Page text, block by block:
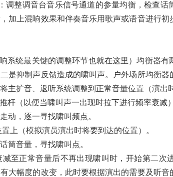
调整调音台音乐信号通道的参量均衡，检查话
加上混响效果和伴奏音乐用歌声或语音进行
系统最关键的调整环节也就在这里）均衡器
是抑制声反馈造成的啸叫声。户外场所均衡
主扩音、返听系统调整到正常音量位置（演出
杆（以便当啸叫声一出现时拉下进行频率衰减）
动，逐一寻找啸叫频点。
上（模拟演员演出时将要到达的位置）。
筒音量，寻找啸叫点。
至正常音量后不再出现啸叫时，开始第二次
大幅度的改变，此时要根据演出的需要及听